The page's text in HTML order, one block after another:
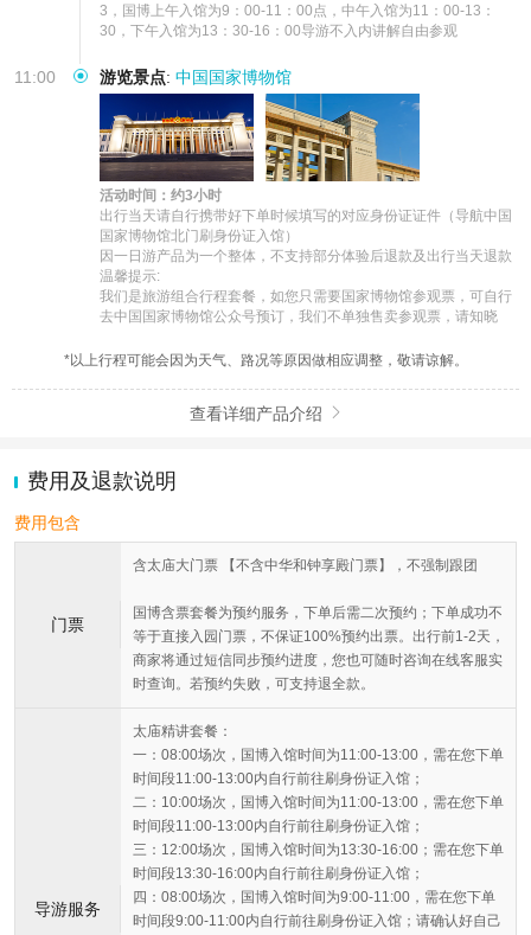
3，国博上午入馆为9：00-11：00点，中午入馆为11：00-13：
30，下午入馆为13：30-16：00导游不入内讲解自由参观
11:00 游览景点: 中国国家博物馆
活动时间：约3小时
出行当天请自行携带好下单时候填写的对应身份证证件（导航中国
国家博物馆北门刷身份证入馆）
因一日游产品为一个整体，不支持部分体验后退款及出行当天退款
温馨提示:
我们是旅游组合行程套餐，如您只需要国家博物馆参观票，可自行
去中国国家博物馆公众号预订，我们不单独售卖参观票，请知晓
*以上行程可能会因为天气、路况等原因做相应调整，敬请谅解。
查看详细产品介绍 
费用及退款说明
费用包含
门票
含太庙大门票 【不含中华和钟享殿门票】，不强制跟团
国博含票套餐为预约服务，下单后需二次预约；下单成功不
等于直接入园门票，不保证100%预约出票。出行前1-2天，
商家将通过短信同步预约进度，您也可随时咨询在线客服实
时查询。若预约失败，可支持退全款。
导游服务
太庙精讲套餐：
一：08:00场次，国博入馆时间为11:00-13:00，需在您下单
时间段11:00-13:00内自行前往刷身份证入馆；
二：10:00场次，国博入馆时间为11:00-13:00，需在您下单
时间段11:00-13:00内自行前往刷身份证入馆；
三：12:00场次，国博入馆时间为13:30-16:00；需在您下单
时间段13:30-16:00内自行前往刷身份证入馆；
四：08:00场次，国博入馆时间为9:00-11:00，需在您下单
时间段9:00-11:00内自行前往刷身份证入馆；请确认好自己